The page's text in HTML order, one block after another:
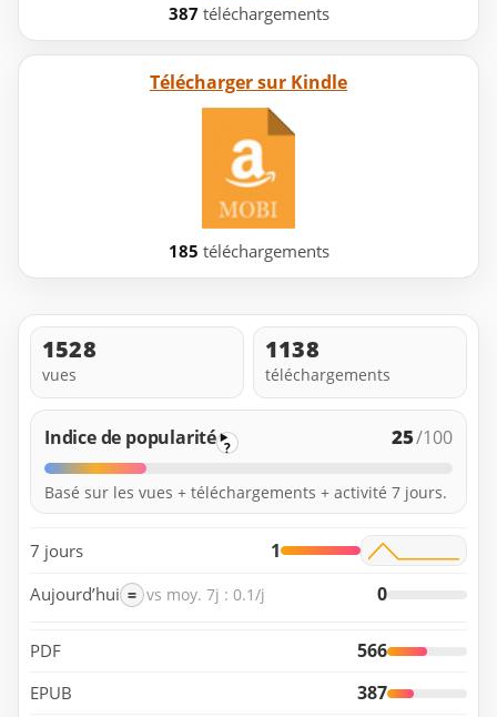
387 téléchargements
Télécharger sur Kindle
185 téléchargements
1528
vues
1138
téléchargements
Indice de popularité ? 25/100
Basé sur les vues + téléchargements + activité 7 jours.
7 jours 1
Aujourd’hui = vs moy. 7j : 0.1/j 0
PDF 566
EPUB 387